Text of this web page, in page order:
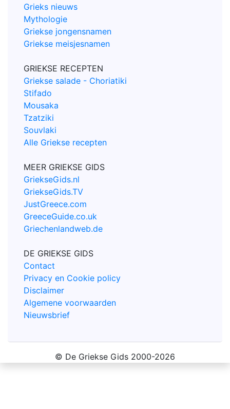
Grieks nieuws
Mythologie
Griekse jongensnamen
Griekse meisjesnamen
GRIEKSE RECEPTEN
Griekse salade - Choriatiki
Stifado
Mousaka
Tzatziki
Souvlaki
Alle Griekse recepten
MEER GRIEKSE GIDS
GriekseGids.nl
GriekseGids.TV
JustGreece.com
GreeceGuide.co.uk
Griechenlandweb.de
DE GRIEKSE GIDS
Contact
Privacy en Cookie policy
Disclaimer
Algemene voorwaarden
Nieuwsbrief
© De Griekse Gids 2000-2026